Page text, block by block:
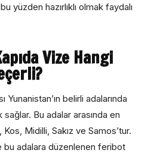
yüzden hazırlıklı olmak faydalı
Vize Hangi
Yunanistan’ın belirli adalarında
Bu adalar arasında en
Midilli, Sakız ve Samos’tur.
bu adalara düzenlenen feribot